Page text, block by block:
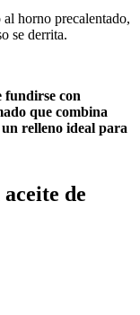
al horno precalentado,
se derrita.
fundirse con
que combina
relleno ideal para
de